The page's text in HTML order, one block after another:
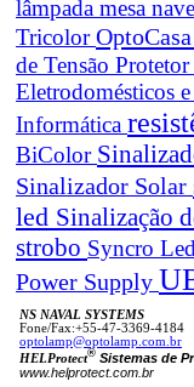
lâmpada mesa
TricolorOptoCasa
de Tensão Protetor
Eletrodomésticos
Informática
BiColor
Sinalizador Solar
led Sinalização
strobo Syncro
Power Supply
NS NAVAL SYSTEMS
Fone/Fax:+55-47-3369-4184
optolamp@optolamp.com.br
HELProtect® Sistemas de
www.helprotect.com.br